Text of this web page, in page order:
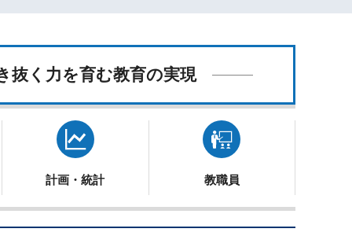
く力を育む教育の実現
計画・統計 教職員